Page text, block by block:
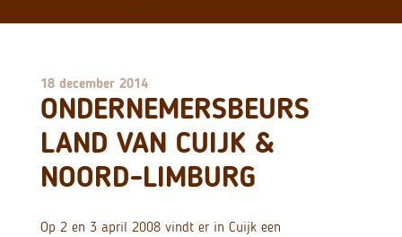
18 december 2014
ONDERNEMERSBEURS
LAND VAN CUIJK &
NOORD-LIMBURG
Op 2 en 3 april 2008 vindt er in Cuijk een